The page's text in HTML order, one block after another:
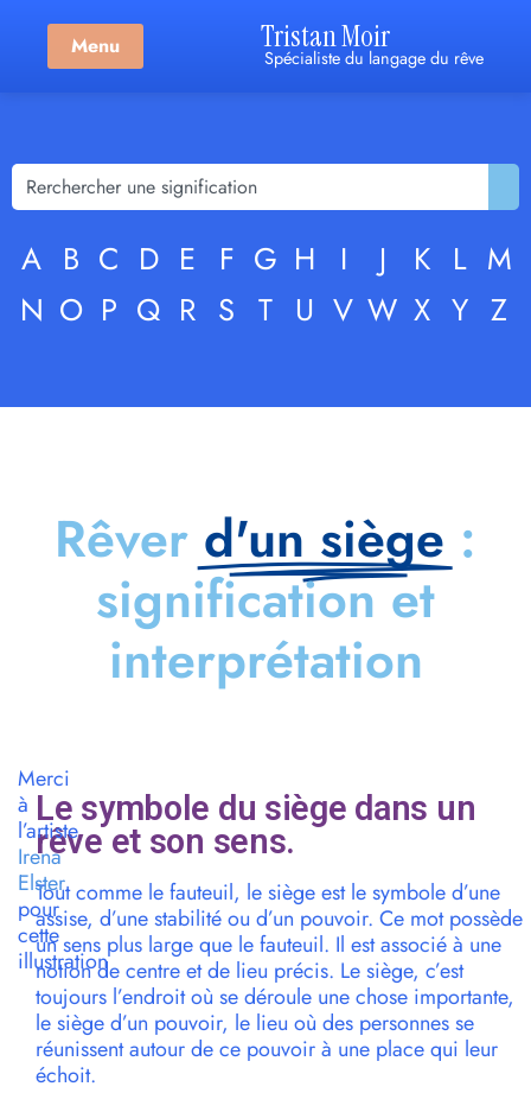
Menu Tristan Moir
Spécialiste du langage du rêve
A B C D E F G H I J K L M
N O P Q R S T U V W X Y Z
Rêver d'un siège :
signification et
interprétation
Le symbole du siège dans un
rêve et son sens.
Tout comme le fauteuil, le siège est le symbole d’une
assise, d’une stabilité ou d’un pouvoir. Ce mot possède
un sens plus large que le fauteuil. Il est associé à une
notion de centre et de lieu précis. Le siège, c’est
toujours l’endroit où se déroule une chose importante,
le siège d’un pouvoir, le lieu où des personnes se
réunissent autour de ce pouvoir à une place qui leur
échoit.
Merci
à
l’artiste
Irena
Elster
pour
cette
illustration